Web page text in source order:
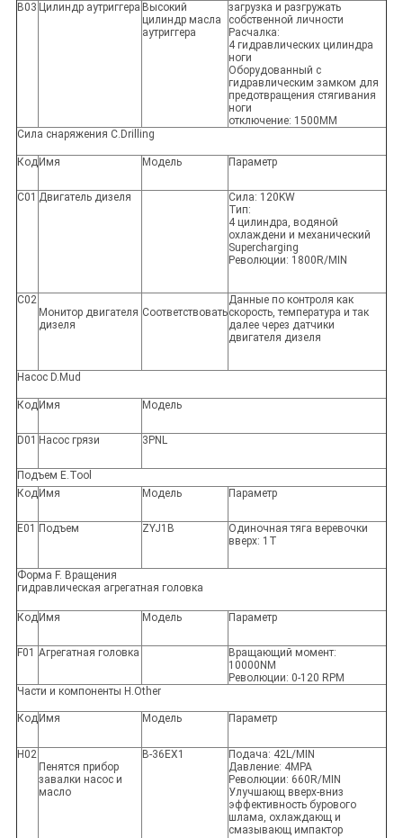
B03 Цилиндр аутриггера Высокий
цилиндр масла
аутриггера
загрузка и разгружать
собственной личности
Расчалка:
4 гидравлических цилиндра
ноги
Оборудованный с
гидравлическим замком для
предотвращения стягивания
ноги
отключение: 1500MM
Сила снаряжения C.Drilling
Код Имя Модель Параметр
C01 Двигатель дизеля
Сила: 120KW
Тип:
4 цилиндра, водяной
охлаждени и механический
Supercharging
Революции: 1800R/MIN
C02
Монитор двигателя
дизеля
Соответствовать
Данные по контроля как
скорость, температура и так
далее через датчики
двигателя дизеля
Насос D.Mud
Код Имя Модель
D01 Насос грязи 3PNL
Подъем E.Tool
Код Имя Модель Параметр
E01 Подъем ZYJ1B
Одиночная тяга веревочки
вверх: 1T
Форма F. Вращения
гидравлическая агрегатная головка
Код Имя Модель Параметр
F01 Агрегатная головка
Вращающий момент:
10000NM
Революции: 0-120 RPM
Части и компоненты H.Other
Код Имя Модель Параметр
H02
Пенятся прибор
завалки насос и
масло
B-36EX1
Подача: 42L/MIN
Давление: 4MPA
Революции: 660R/MIN
Улучшающ вверх-вниз
эффективность бурового
шлама, охлаждающ и
смазывающ импактор